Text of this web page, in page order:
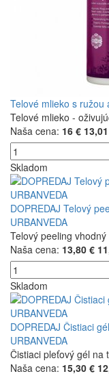
Telové mlieko s ružou
Telové mlieko -
Naša cena: 16 €
Skladom
DOPREDAJ Telový
URBANVEDA
Telový peeling
Naša cena: 13,80 €
Skladom
DOPREDAJ Čistiaci
URBANVEDA
Čistiaci pleťový gél na
Naša cena: 15,30 €